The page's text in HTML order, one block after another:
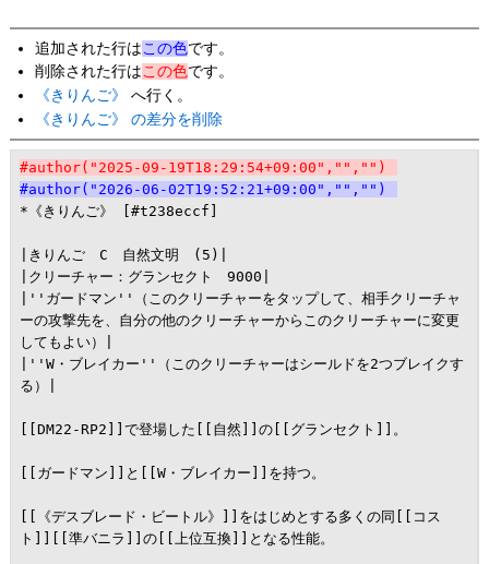
追加された行は この色です。
削除された行はこの色です。
《きりんご》
へ行く。
《きりんご》 の差分を削除
#author("2025-09-19T18:29:54+09:00","","")
#author("2026-06-02T19:52:21+09:00","","")
*《きりんご》 [#t238eccf]
|きりんご　C　自然文明　(5)|
|クリーチャー：グランセクト　9000|
|''ガードマン''（このクリーチャーをタップして、相手クリーチャ
ーの攻撃先を、自分の他のクリーチャーからこのクリーチャーに変更
してもよい）|
|''W・ブレイカー''（このクリーチャーはシールドを2つブレイクす
る）|
[[DM22-RP2]]で登場した[[自然]]の[[グランセクト]]。
[[ガードマン]]と[[W・ブレイカー]]を持つ。
[[《デスブレード・ビートル》]]をはじめとする多くの同[[コス
ト]][[準バニラ]]の[[上位互換]]となる性能。